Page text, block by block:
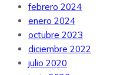
febrero 2024
enero 2024
octubre 2023
diciembre 2022
julio 2020